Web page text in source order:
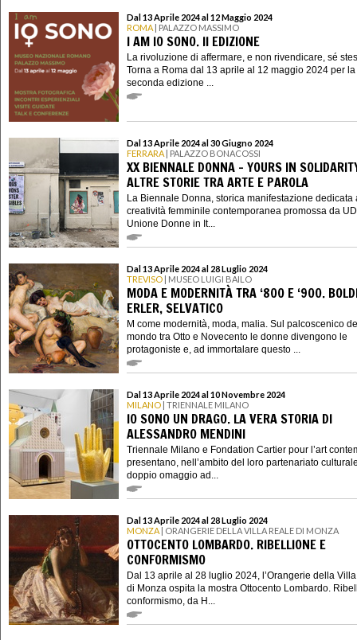
Dal 13 Aprile 2024 al 12 Maggio 2024
ROMA | PALAZZO MASSIMO
I AM IO SONO. II EDIZIONE
La rivoluzione di affermare, e non rivendicare, sé
Torna a Roma dal 13 aprile al 12 maggio 2024 per la
seconda edizione ...
Dal 13 Aprile 2024 al 30 Giugno 2024
FERRARA | PALAZZO BONACOSSI
XX BIENNALE DONNA - YOURS IN
ALTRE STORIE TRA ARTE E PAROLA
La Biennale Donna, storica manifestazione dedicata
creatività femminile contemporanea promossa da
Unione Donne in It...
Dal 13 Aprile 2024 al 28 Luglio 2024
TREVISO | MUSEO LUIGI BAILO
MODA E MODERNITÀ TRA ‘800 E ‘900.
ERLER, SELVATICO
M come modernità, moda, malia. Sul palcoscenico
mondo tra Otto e Novecento le donne divengono le
protagoniste e, ad immortalare questo ...
Dal 13 Aprile 2024 al 10 Novembre 2024
MILANO | TRIENNALE MILANO
IO SONO UN DRAGO. LA VERA STORIA DI
ALESSANDRO MENDINI
Triennale Milano e Fondation Cartier pour l’art
presentano, nell’ambito del loro partenariato
doppio omaggio ad...
Dal 13 Aprile 2024 al 28 Luglio 2024
MONZA | ORANGERIE DELLA VILLA REALE DI MONZA
OTTOCENTO LOMBARDO. RIBELLIONE E
CONFORMISMO
Dal 13 aprile al 28 luglio 2024, l’Orangerie della
di Monza ospita la mostra Ottocento Lombardo.
conformismo, da H...